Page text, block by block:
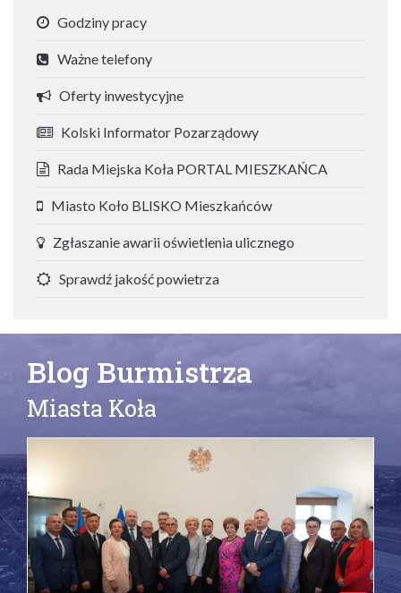
Godziny pracy
Ważne telefony
Oferty inwestycyjne
Kolski Informator Pozarządowy
Rada Miejska Koła PORTAL MIESZKAŃCA
Miasto Koło BLISKO Mieszkańców
Zgłaszanie awarii oświetlenia ulicznego
Sprawdź jakość powietrza
Blog Burmistrza
Miasta Koła